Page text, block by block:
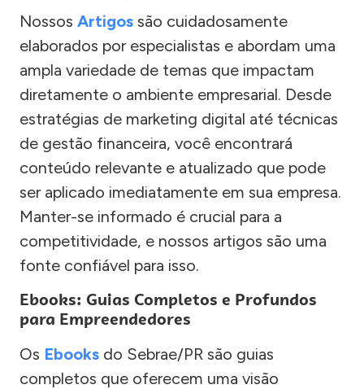
Nossos Artigos são cuidadosamente
elaborados por especialistas e abordam uma
ampla variedade de temas que impactam
diretamente o ambiente empresarial. Desde
estratégias de marketing digital até técnicas
de gestão financeira, você encontrará
conteúdo relevante e atualizado que pode
ser aplicado imediatamente em sua empresa.
Manter-se informado é crucial para a
competitividade, e nossos artigos são uma
fonte confiável para isso.
Ebooks: Guias Completos e Profundos
para Empreendedores
Os Ebooks do Sebrae/PR são guias
completos que oferecem uma visão